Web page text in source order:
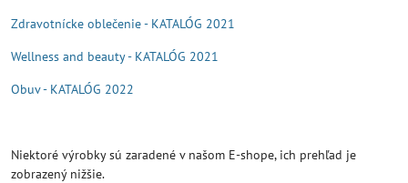
Zdravotnícke oblečenie - KATALÓG 2021
Wellness and beauty - KATALÓG 2021
Obuv - KATALÓG 2022
Niektoré výrobky sú zaradené v našom E-shope, ich prehľad je
zobrazený nižšie.